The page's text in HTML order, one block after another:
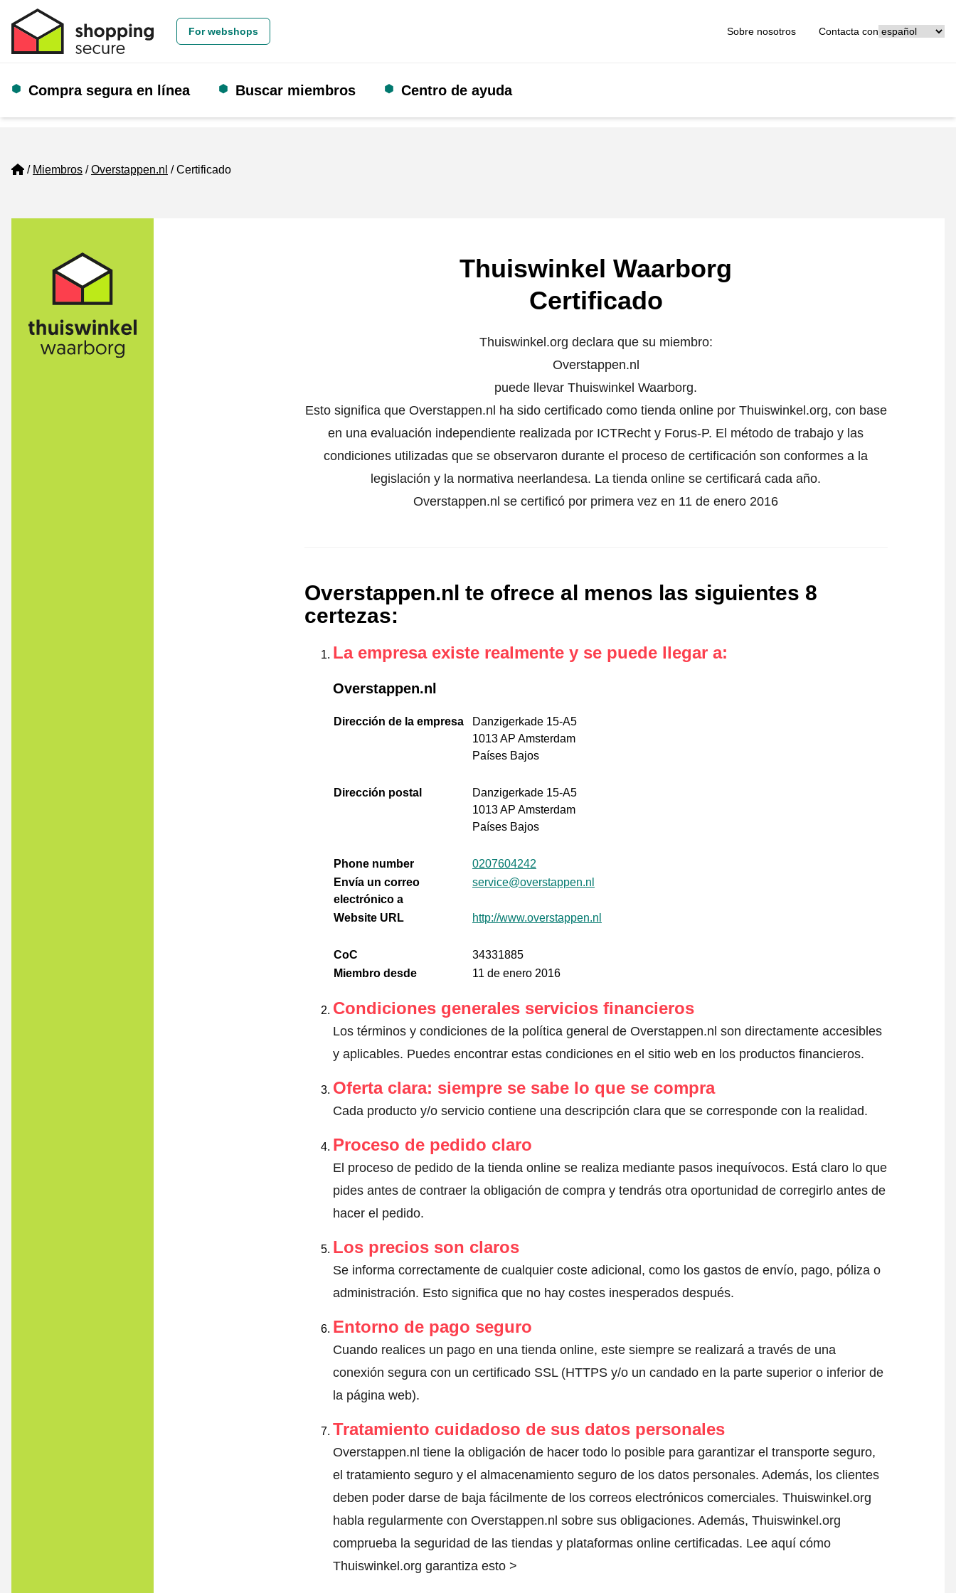
For webshops Sobre nosotros Contacta con
Compra segura en línea Buscar miembros Centro de ayuda
Home
Miembros Overstappen.nl Certificado
Thuiswinkel Waarborg
Certificado
Thuiswinkel.org declara que su miembro:
Overstappen.nl
puede llevar Thuiswinkel Waarborg.
Esto significa que Overstappen.nl ha sido certificado como tienda online por Thuiswinkel.org, con base
en una evaluación independiente realizada por ICTRecht y Forus-P. El método de trabajo y las
condiciones utilizadas que se observaron durante el proceso de certificación son conformes a la
legislación y la normativa neerlandesa. La tienda online se certificará cada año.
Overstappen.nl se certificó por primera vez en 11 de enero 2016
Overstappen.nl te ofrece al menos las siguientes 8
certezas:
La empresa existe realmente y se puede llegar a:
Overstappen.nl
Dirección de la empresa
Danzigerkade 15-A5
1013 AP Amsterdam
Países Bajos
Dirección postal
Danzigerkade 15-A5
1013 AP Amsterdam
Países Bajos
Phone number
0207604242
Envía un correo
electrónico a
service@overstappen.nl
Website URL http://www.overstappen.nl
CoC
34331885
Miembro desde
11 de enero 2016
Condiciones generales servicios financieros
Los términos y condiciones de la política general de Overstappen.nl son directamente accesibles
y aplicables. Puedes encontrar estas condiciones en el sitio web en los productos financieros.
Oferta clara: siempre se sabe lo que se compra
Cada producto y/o servicio contiene una descripción clara que se corresponde con la realidad.
Proceso de pedido claro
El proceso de pedido de la tienda online se realiza mediante pasos inequívocos. Está claro lo que
pides antes de contraer la obligación de compra y tendrás otra oportunidad de corregirlo antes de
hacer el pedido.
Los precios son claros
Se informa correctamente de cualquier coste adicional, como los gastos de envío, pago, póliza o
administración. Esto significa que no hay costes inesperados después.
Entorno de pago seguro
Cuando realices un pago en una tienda online, este siempre se realizará a través de una
conexión segura con un certificado SSL (HTTPS y/o un candado en la parte superior o inferior de
la página web).
Tratamiento cuidadoso de sus datos personales
Overstappen.nl tiene la obligación de hacer todo lo posible para garantizar el transporte seguro,
el tratamiento seguro y el almacenamiento seguro de los datos personales. Además, los clientes
deben poder darse de baja fácilmente de los correos electrónicos comerciales. Thuiswinkel.org
habla regularmente con Overstappen.nl sobre sus obligaciones. Además, Thuiswinkel.org
comprueba la seguridad de las tiendas y plataformas online certificadas. Lee aquí cómo
Thuiswinkel.org garantiza esto >